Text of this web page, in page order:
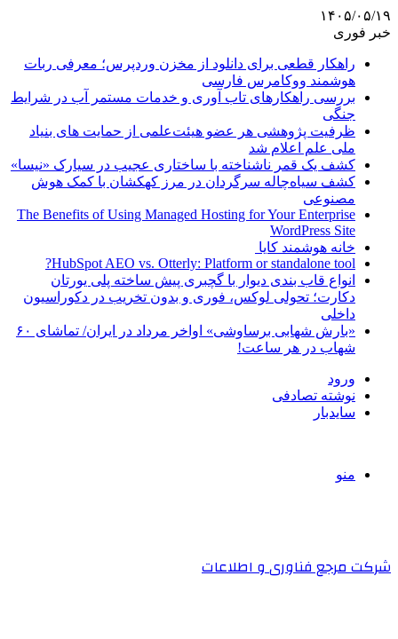
۱۴۰۵/۰۵/۱۹
خبر فوری
راهکار قطعی برای دانلود از مخزن وردپرس؛ معرفی ربات
هوشمند ووکامرس فارسی
بررسی راهکارهای تاب آوری و خدمات مستمر آب در شرایط
جنگی
ظرفیت پژوهشی هر عضو هیئت‌علمی از حمایت های بنیاد
ملی علم اعلام شد
کشف یک قمر ناشناخته با ساختاری عجیب در سیارک «نیسا»
کشف سیاه‌چاله سرگردان در مرز کهکشان با کمک هوش
مصنوعی
The Benefits of Using Managed Hosting for Your Enterprise
WordPress Site
خانه هوشمند کایا
HubSpot AEO vs. Otterly: Platform or standalone tool?
انواع قاب بندی دیوار با گچبری پیش ساخته پلی یورتان
دکارت؛ تحولی لوکس، فوری و بدون تخریب در دکوراسیون
داخلی
«بارش شهابی برساوشی» اواخر مرداد در ایران/ تماشای ۶۰
شهاب در هر ساعت!
ورود
نوشته تصادفی
سایدبار
منو
شرکت مرجع فناوری و اطلاعات